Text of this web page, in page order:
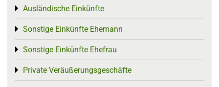
Ausländische Einkünfte
Toggle menu
Sonstige Einkünfte Ehemann
Toggle menu
Sonstige Einkünfte Ehefrau
Toggle menu
Private Veräußerungsgeschäfte
Toggle menu